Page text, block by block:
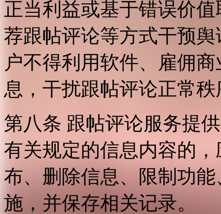
正当利益或基于错误价
荐跟帖评论等方式干预
户不得利用软件、雇佣
息，干扰跟帖评论正常
第八条 跟帖评论服务提
有关规定的信息内容的
布、删除信息、限制功
施，并保存相关记录。